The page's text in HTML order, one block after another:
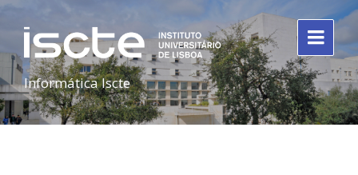
Informática Iscte